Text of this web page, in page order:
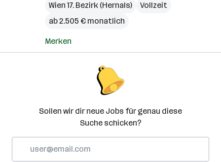
Wien 17. Bezirk (Hernals)
Vollzeit
ab 2.505 € monatlich
Merken
Sollen wir dir neue Jobs für genau diese
Suche schicken?